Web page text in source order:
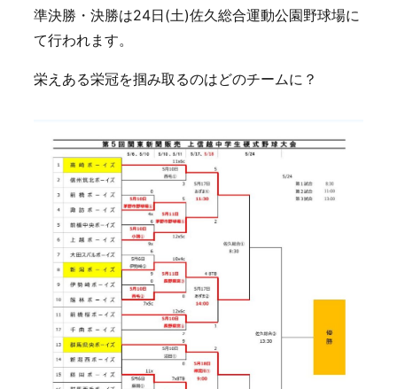
準決勝・決勝は24日(土)佐久総合運動公園野球場に
て行われます。
栄えある栄冠を掴み取るのはどのチームに？